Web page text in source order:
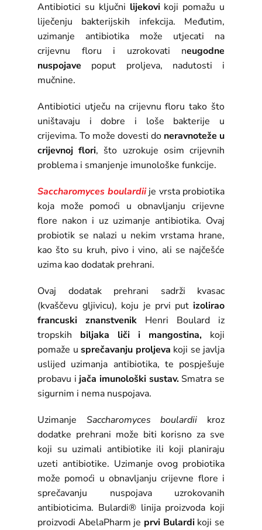
Antibiotici su ključni lijekovi koji pomažu u
liječenju bakterijskih infekcija. Međutim,
uzimanje antibiotika može utjecati na
crijevnu floru i uzrokovati neugodne
nuspojave poput proljeva, nadutosti i
mučnine.
Antibiotici utječu na crijevnu floru tako što
uništavaju i dobre i loše bakterije u
crijevima. To može dovesti do neravnoteže u
crijevnoj flori, što uzrokuje osim crijevnih
problema i smanjenje imunološke funkcije.
Saccharomyces boulardii je vrsta probiotika
koja može pomoći u obnavljanju crijevne
flore nakon i uz uzimanje antibiotika. Ovaj
probiotik se nalazi u nekim vrstama hrane,
kao što su kruh, pivo i vino, ali se najčešće
uzima kao dodatak prehrani.
Ovaj dodatak prehrani sadrži kvasac
(kvaščevu gljivicu), koju je prvi put izolirao
francuski znanstvenik Henri Boulard iz
tropskih biljaka liči i mangostina, koji
pomaže u sprečavanju proljeva koji se javlja
uslijed uzimanja antibiotika, te pospješuje
probavu i jača imunološki sustav. Smatra se
sigurnim i nema nuspojava.
Uzimanje Saccharomyces boulardii kroz
dodatke prehrani može biti korisno za sve
koji su uzimali antibiotike ili koji planiraju
uzeti antibiotike. Uzimanje ovog probiotika
može pomoći u obnavljanju crijevne flore i
sprečavanju nuspojava uzrokovanih
antibioticima. Bulardi® linija proizvoda koji
proizvodi AbelaPharm je prvi Bulardi koji se